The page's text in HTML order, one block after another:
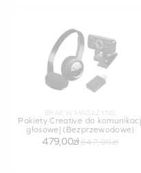
BRAK W MAGAZYNIE
Pakiety Creative do
głosowej (Bezprzewodowe)
479,00zł647,00zł